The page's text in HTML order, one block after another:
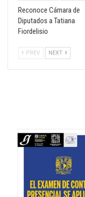
Reconoce Cámara de
Diputados a Tatiana
Fiordelisio
PREV NEXT